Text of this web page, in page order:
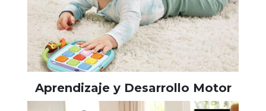
Aprendizaje y Desarrollo Motor